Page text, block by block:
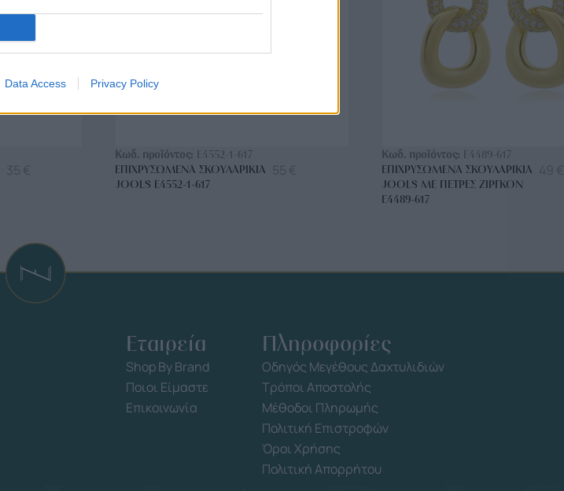
Data Access Privacy Policy
Κωδ. προϊόντος: E4552-1-617
ΕΠΙΧΡΥΣΩΜΈΝΑ ΣΚΟΥΛΑΡΊΚΙΑ
JOOLS E4552-1-617
Κωδ. προϊόντος: E4489-617
ΕΠΙΧΡΥΣΩΜΈΝΑ ΣΚΟΥΛΑΡΊΚΙΑ
JOOLS ΜΕ ΠΈΤΡΕΣ ΖΙΡΓΚΌΝ
E4489-617
Εταιρεία
Shop By Brand
Ποιοι Είμαστε
Επικοινωνία
Πληροφορίες
Οδηγός Μεγέθους Δαχτυλιδιών
Τρόποι Αποστολής
Μέθοδοι Πληρωμής
Πολιτική Επιστροφών
Όροι Χρήσης
Πολιτική Απορρήτου